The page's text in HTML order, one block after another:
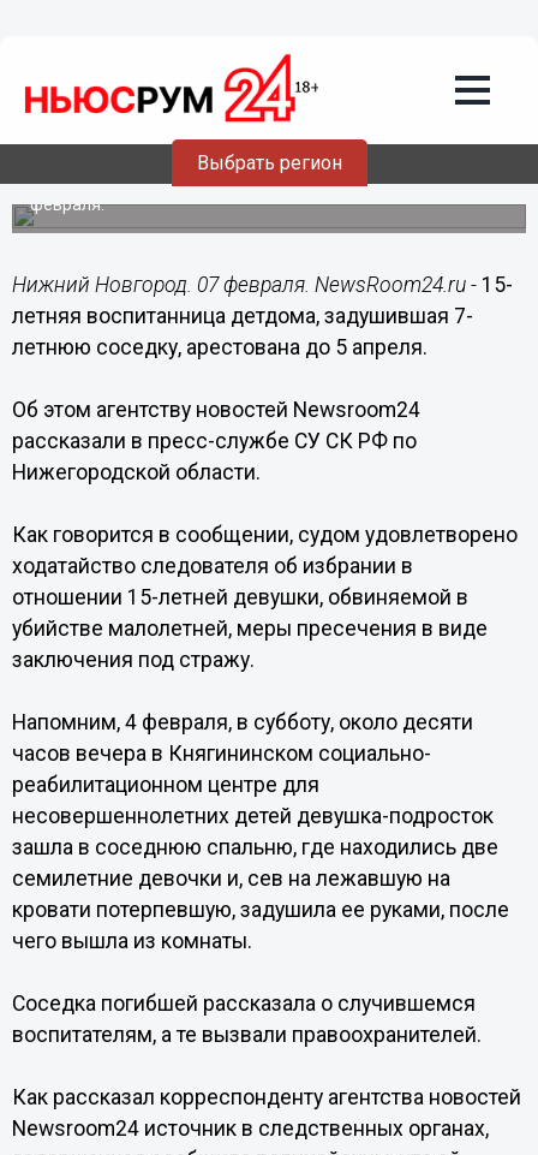
Выбрать регион
15-летняя воспитанница детдома,
задушившая 7-летнюю соседку,
арестована до 5 апреля
Трагическое происшествие случилось поздно вечером 4
февраля.
Нижний Новгород. 07 февраля. NewsRoom24.ru - 15-
летняя воспитанница детдома, задушившая 7-
летнюю соседку, арестована до 5 апреля.
Об этом агентству новостей Newsroom24
рассказали в пресс-службе СУ СК РФ по
Нижегородской области.
Как говорится в сообщении, судом удовлетворено
ходатайство следователя об избрании в
отношении 15-летней девушки, обвиняемой в
убийстве малолетней, меры пресечения в виде
заключения под стражу.
Напомним, 4 февраля, в субботу, около десяти
часов вечера в Княгининском социально-
реабилитационном центре для
несовершеннолетних детей девушка-подросток
зашла в соседнюю спальню, где находились две
семилетние девочки и, сев на лежавшую на
кровати потерпевшую, задушила ее руками, после
чего вышла из комнаты.
Соседка погибшей рассказала о случившемся
воспитателям, а те вызвали правоохранителей.
Как рассказал корреспонденту агентства новостей
Newsroom24 источник в следственных органах,